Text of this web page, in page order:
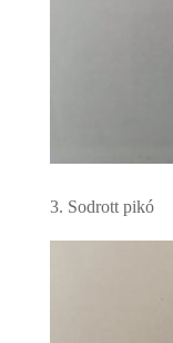
3. Sodrott pikó